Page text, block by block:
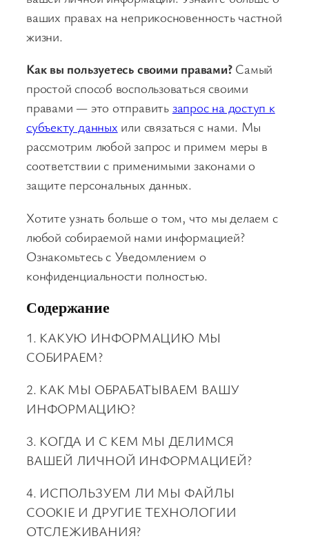
ваших правах на неприкосновенность частной
жизни.
Как вы пользуетесь своими правами?Самый
простой способ воспользоваться своими
правами — это отправитьзапрос на доступ к
субъекту данных или связаться с нами. Мы
рассмотрим любой запрос и примем меры в
соответствии с применимыми законами о
защите персональных данных.
Хотите узнать больше о том, что мы делаем с
любой собираемой нами информацией?
Ознакомьтесь с Уведомлением о
конфиденциальности полностью.
Содержание
1. КАКУЮ ИНФОРМАЦИЮ МЫ
СОБИРАЕМ?
2. КАК МЫ ОБРАБАТЫВАЕМ ВАШУ
ИНФОРМАЦИЮ?
3. КОГДА И С КЕМ МЫ ДЕЛИМСЯ
ВАШЕЙ ЛИЧНОЙ ИНФОРМАЦИЕЙ?
4. ИСПОЛЬЗУЕМ ЛИ МЫ ФАЙЛЫ
COOKIE И ДРУГИЕ ТЕХНОЛОГИИ
ОТСЛЕЖИВАНИЯ?